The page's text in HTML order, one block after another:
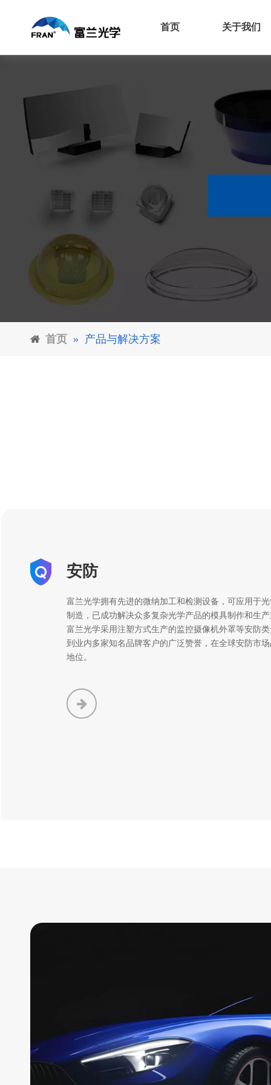
首页 关于我们
首页 » 产品与解决方案
安防
富兰光学拥有先进的微纳加工和检测设备，可应用于
制造，已成功解决众多复杂光学产品的模具制作和生
富兰光学采用注塑方式生产的监控摄像机外罩等安防
到业内多家知名品牌客户的广泛赞誉，在全球安防市
地位。